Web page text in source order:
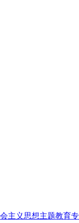
主义思想主题教育